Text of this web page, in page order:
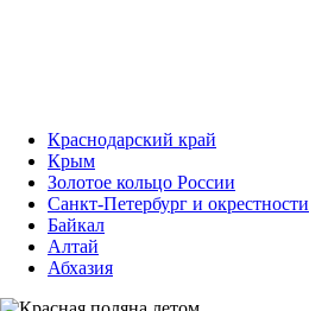
Краснодарский край
Крым
Золотое кольцо России
Санкт-Петербург и окрестности
Байкал
Алтай
Абхазия